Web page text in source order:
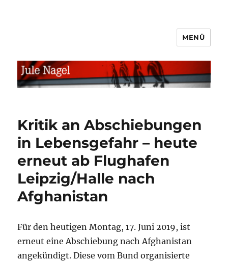
MENÜ
Kritik an Abschiebungen
in Lebensgefahr – heute
erneut ab Flughafen
Leipzig/Halle nach
Afghanistan
Für den heutigen Montag, 17. Juni 2019, ist
erneut eine Abschiebung nach Afghanistan
angekündigt. Diese vom Bund organisierte